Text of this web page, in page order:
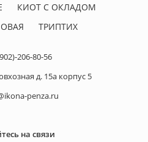
КИОТ С ОКЛАДОМ
ТРИПТИХ
206-80-56
д. 15а корпус 5
penza.ru
на связи